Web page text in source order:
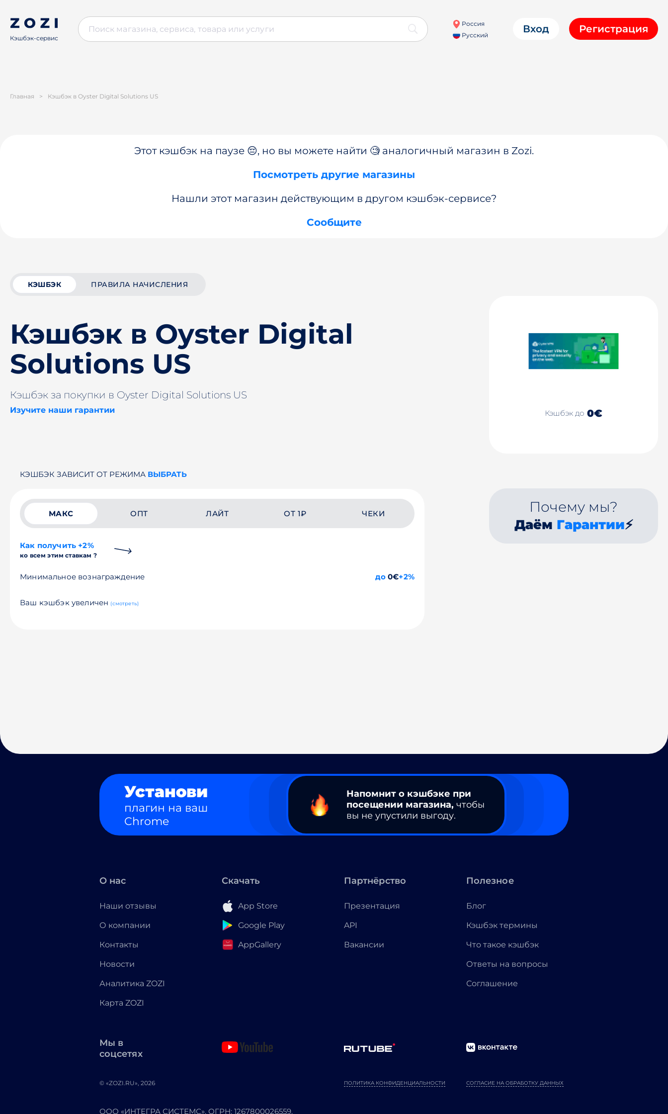
Кэшбэк-сервис
Россия
Русский
Вход Регистрация
Главная > Кэшбэк в Oyster Digital Solutions US
Этот кэшбэк на паузе 😔, но вы можете найти 🧐 аналогичный магазин в Zozi.
Посмотреть другие магазины
Нашли этот магазин действующим в другом кэшбэк-сервисе?
Сообщите
КЭШБЭК ПРАВИЛА НАЧИСЛЕНИЯ
Кэшбэк в Oyster Digital
Solutions US
Кэшбэк за покупки в Oyster Digital Solutions US
Изучите наши гарантии Кэшбэк до 0€
КЭШБЭК ЗАВИСИТ ОТ РЕЖИМА ВЫБРАТЬ
МАКС ОПТ ЛАЙТ ОТ 1₽ ЧЕКИ
Как получить +2%
ко всем этим ставкам ?
Минимальное вознаграждение до0€+2%
Ваш кэшбэк увеличен (смотреть)
Почему мы?
Даём Гарантии⚡
Установи
плагин на ваш
Chrome
Напомнит о кэшбэке при
посещении магазина, чтобы
вы не упустили выгоду.
О нас
Наши отзывы
О компании
Контакты
Новости
Аналитика ZOZI
Карта ZOZI
Скачать
App Store
Google Play
AppGallery
Партнёрство
Презентация
API
Вакансии
Полезное
Блог
Кэшбэк термины
Что такое кэшбэк
Ответы на вопросы
Соглашение
Мы в
соцсетях
© «ZOZI.RU», 2026 ПОЛИТИКА КОНФИДЕНЦИАЛЬНОСТИ СОГЛАСИЕ НА ОБРАБОТКУ ДАННЫХ
ООО «ИНТЕГРА СИСТЕМС». ОГРН: 1267800026559.